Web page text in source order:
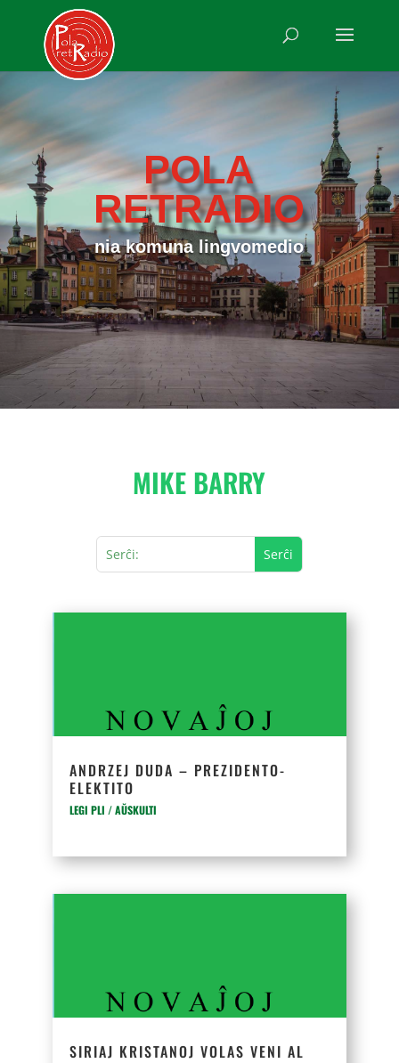
POLA
RETRADIO
nia komuna lingvomedio
MIKE BARRY
ANDRZEJ DUDA – PREZIDENTO-
ELEKTITO
LEGI PLI / AŬSKULTI
SIRIAJ KRISTANOJ VOLAS VENI AL